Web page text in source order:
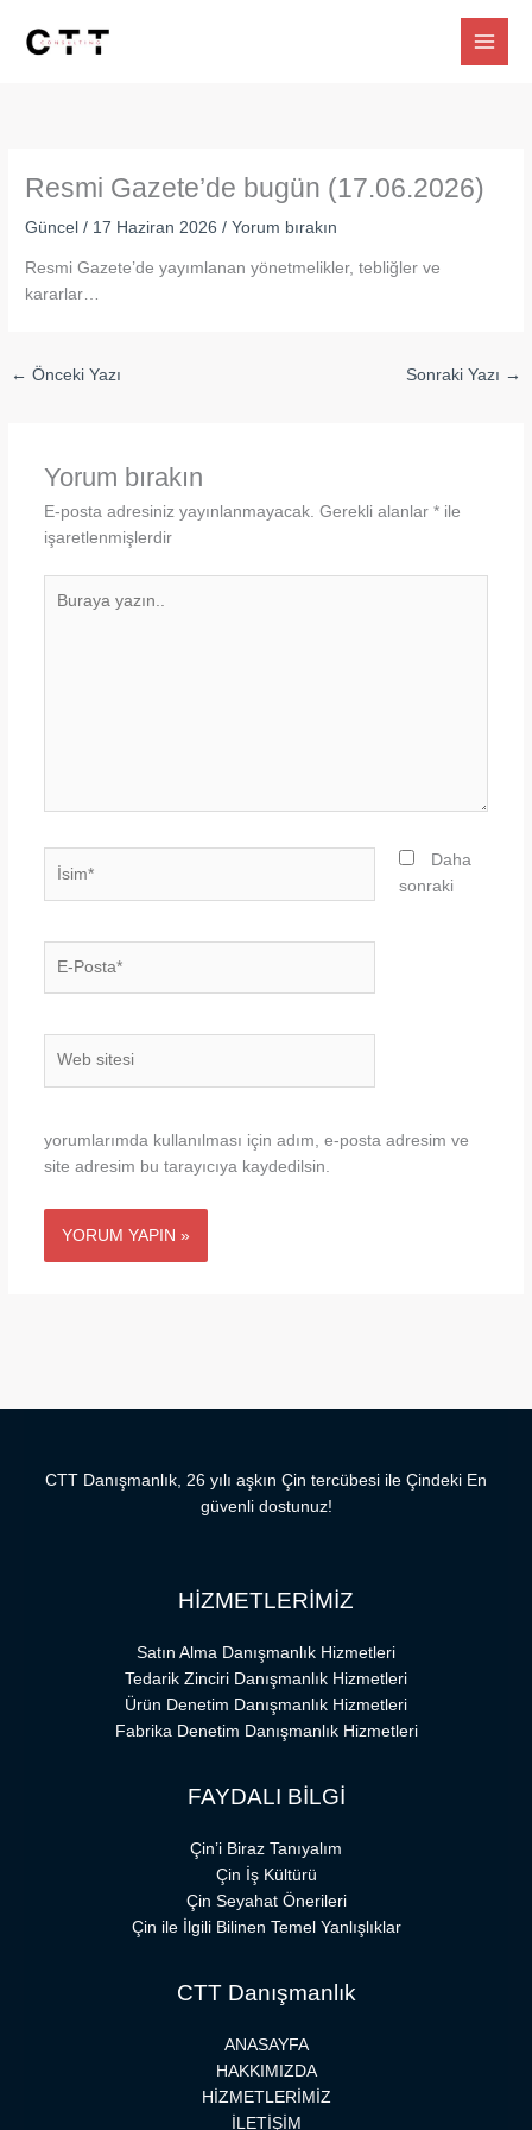
Resmi Gazete’de bugün (17.06.2026)
Güncel / 17 Haziran 2026/Yorum bırakın
Resmi Gazete’de yayımlanan yönetmelikler, tebliğler ve
kararlar…
← Önceki Yazı Sonraki Yazı →
Yorum bırakın
E-posta adresiniz yayınlanmayacak. Gerekli alanlar *ile
işaretlenmişlerdir
Posta*
Daha
sonraki
yorumlarımda kullanılması için adım, e-posta adresim ve
site adresim bu tarayıcıya kaydedilsin.
CTT Danışmanlık, 26 yılı aşkın Çin tercübesi ile Çindeki En
güvenli dostunuz!
HİZMETLERİMİZ
Satın Alma Danışmanlık Hizmetleri
Tedarik Zinciri Danışmanlık Hizmetleri
Ürün Denetim Danışmanlık Hizmetleri
Fabrika Denetim Danışmanlık Hizmetleri
FAYDALI BİLGİ
Çin’i Biraz Tanıyalım
Çin İş Kültürü
Çin Seyahat Önerileri
Çin ile İlgili Bilinen Temel Yanlışlıklar
CTT Danışmanlık
ANASAYFA
HAKKIMIZDA
HİZMETLERİMİZ
İLETİŞİM